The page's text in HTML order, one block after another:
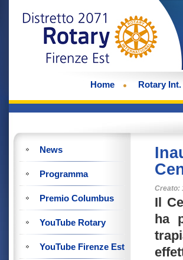
Home Rotary Int.
News
Programma
Premio Columbus
YouTube Rotary
YouTube Firenze Est
Creato:
Il
ha